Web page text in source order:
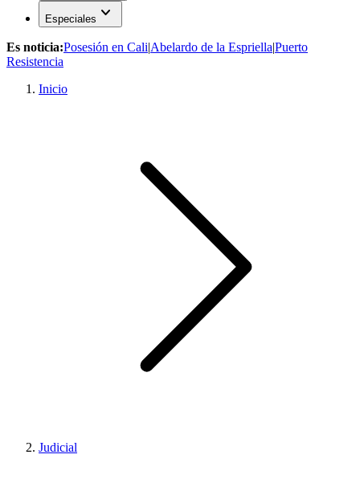
Especiales expand_more
Es noticia:Posesión en Cali|Abelardo de la Espriella|Puerto
Resistencia
Inicio
Judicial